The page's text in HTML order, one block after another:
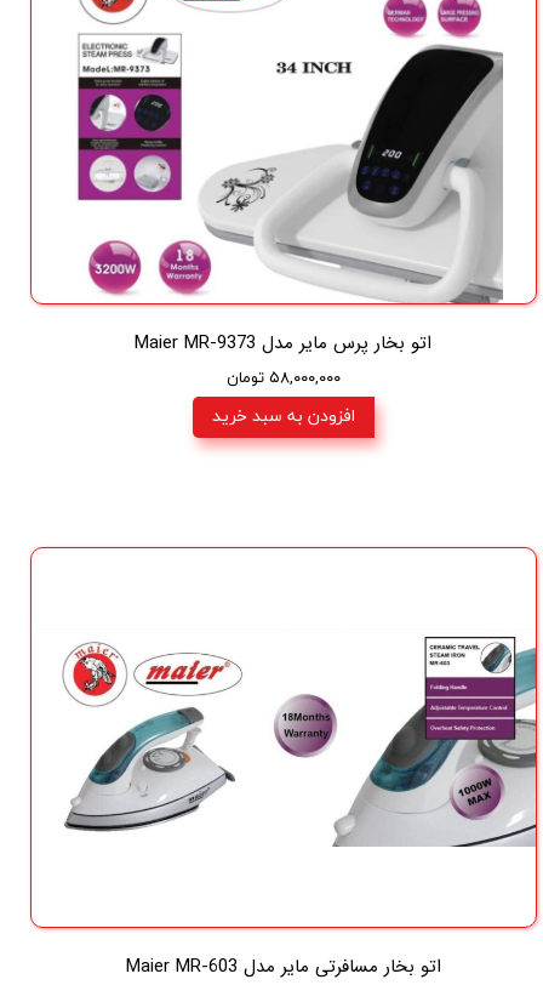
اتو بخار پرس مایر مدل Maier MR-9373
۵۸,۰۰۰,۰۰۰ تومان
افزودن به سبد خرید
اتو بخار مسافرتی مایر مدل Maier MR-603